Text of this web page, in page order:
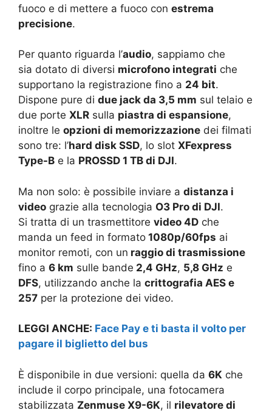
fuoco e di mettere a fuoco con estrema
precisione.
Per quanto riguarda l’audio, sappiamo che
sia dotato di diversi microfono integrati che
supportano la registrazione fino a 24 bit.
Dispone pure di due jack da 3,5 mm sul telaio e
due porte XLR sulla piastra di espansione,
inoltre le opzioni di memorizzazione dei filmati
sono tre: l’hard disk SSD, lo slot XFexpress
Type-B e la PROSSD 1 TB di DJI.
Ma non solo: è possibile inviare a distanza i
video grazie alla tecnologia O3 Pro di DJI.
Si tratta di un trasmettitore video 4D che
manda un feed in formato 1080p/60fps ai
monitor remoti, con un raggio di trasmissione
fino a 6 km sulle bande 2,4 GHz, 5,8 GHz e
DFS, utilizzando anche la crittografia AES e
257 per la protezione dei video.
LEGGI ANCHE: Face Pay e ti basta il volto per
pagare il biglietto del bus
È disponibile in due versioni: quella da 6K che
include il corpo principale, una fotocamera
stabilizzata Zenmuse X9-6K, il rilevatore di